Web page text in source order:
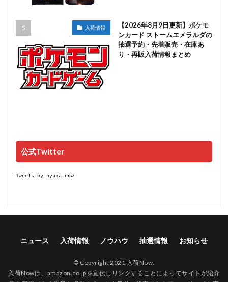
入荷情報
【2026年8月9日更新】ポケモ
ンカード ストームエメラルダの
抽選予約・先着販売・在庫あ
り・再販入荷情報まとめ
公式Twitter
Tweets by nyuka_now
ニュース 入荷情報 ノウハウ 抽選情報 お知らせ
© Copyright 2021 入荷Now.
入荷Nowは、amazon.co.jpを宣伝しリンクすることによってサイトが紹介